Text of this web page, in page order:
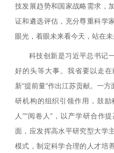
技发展趋势和国家战略需求，
证和遴选评估，充分尊重科学
眼光，着眼未来看今天，站在未
科技创新是习近平总书记
好的头等大事。我省要以走
新“提前量”作出江苏贡献。一
研机构的组织引领作用，鼓励
人”“阅卷人”，以产学研合作
面，应发挥高水平研究型大学
模式，制定科学合理的人才培